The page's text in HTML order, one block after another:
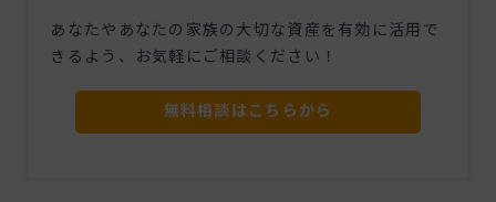
あなたやあなたの家族の大切な資産を有効に活用で
きるよう、お気軽にご相談ください！
無料相談はこちらから